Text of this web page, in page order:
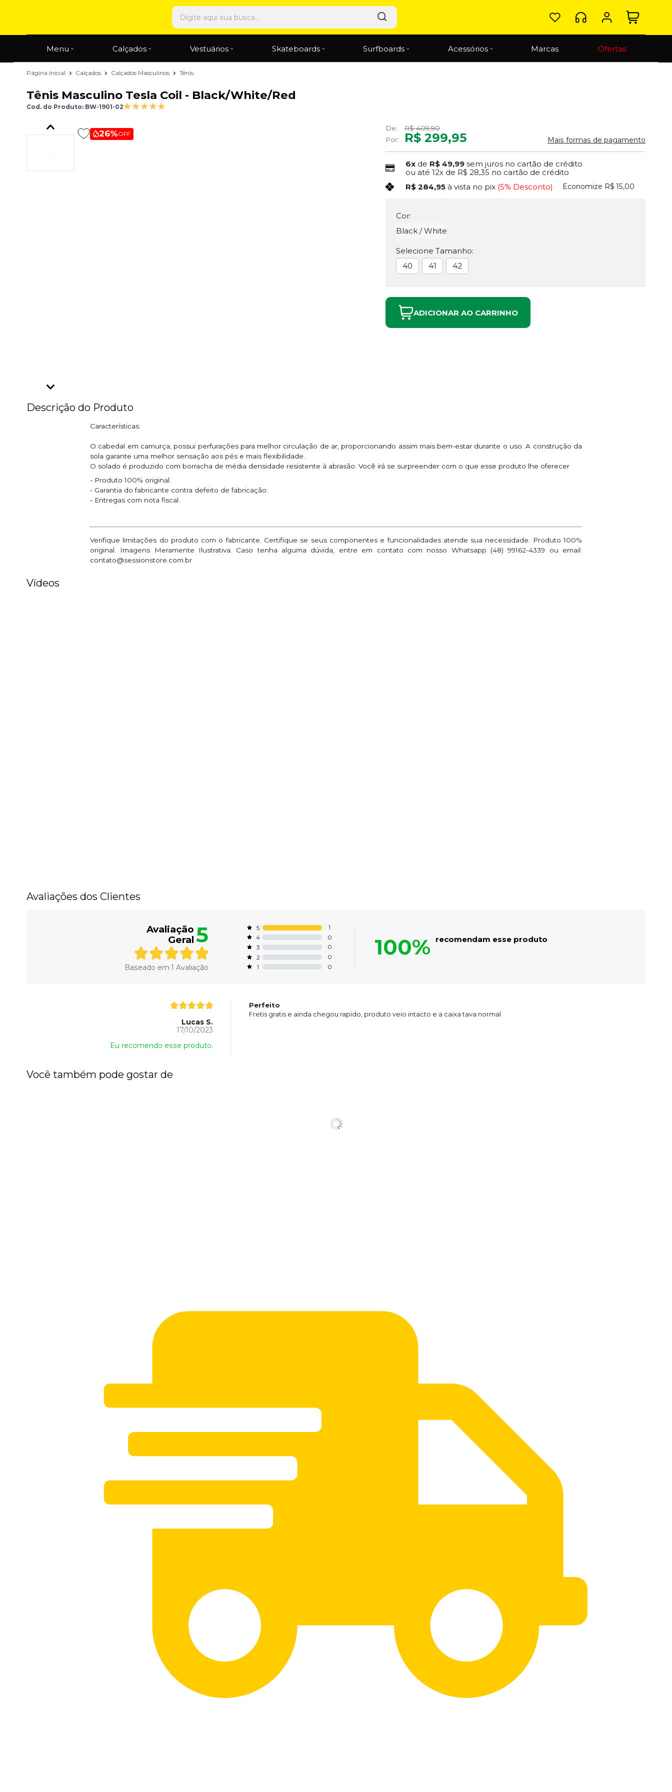
Menu Calçados Vestuários Skateboards Surfboards Acessórios Marcas Ofertas
Página Inicial Calçados Calçados Masculinos Tênis
Tênis Masculino Tesla Coil - Black/White/Red
Cod. do Produto: BW-1901-02
26%OFF
De:
R$ 409,90
Por:
R$ 299,95 Mais formas de pagamento
6x de R$ 49,99 sem juros no cartão de crédito
ou até12x de R$ 28,35 no cartão de crédito
R$ 284,95 à vista no pix (5% Desconto) Economize R$ 15,00
Cor:
Black / White
Selecione Tamanho:
40
41 42
ADICIONAR AO CARRINHO
Descrição do Produto
Características:
O cabedal em camurça, possui perfurações para melhor circulação de ar, proporcionando assim mais bem-estar durante o uso. A construção da
sola garante uma melhor sensação aos pés e mais flexibilidade.
O solado é produzido com borracha de média densidade resistente à abrasão. Você irá se surpreender com o que esse produto lhe oferecer
- Produto 100% original.
- Garantia do fabricante contra defeito de fabricação.
- Entregas com nota fiscal.
Verifique limitações do produto com o fabricante. Certifique se seus componentes e funcionalidades atende sua necessidade. Produto 100%
original. Imagens Meramente Ilustrativa. Caso tenha alguma dúvida, entre em contato com nosso Whatsapp (48) 99162-4339 ou email:
contato@sessionstore.com.br
Vídeos
Avaliações dos Clientes
Avaliação
Geral 5
Baseado em1 Avaliação
5
1
4
0
3
0
2
0
1
0
100% recomendam esse produto
Lucas S.
17/10/2023
Eu recomendo esse produto.
Perfeito
Fretis gratis e ainda chegou rapido, produto veio intacto e a caixa tava normal
Você também pode gostar de